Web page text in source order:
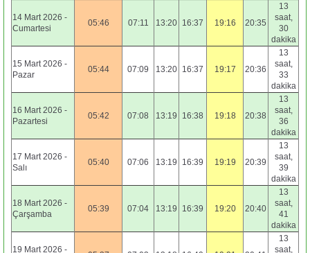
14 Mart 2026 -
Cumartesi
05:46 07:11 13:20 16:37 19:16 20:35
13
saat,
30
dakika
15 Mart 2026 -
Pazar
05:44 07:09 13:20 16:37 19:17 20:36
13
saat,
33
dakika
16 Mart 2026 -
Pazartesi
05:42 07:08 13:19 16:38 19:18 20:38
13
saat,
36
dakika
17 Mart 2026 -
Salı
05:40 07:06 13:19 16:39 19:19 20:39
13
saat,
39
dakika
18 Mart 2026 -
Çarşamba
05:39 07:04 13:19 16:39 19:20 20:40
13
saat,
41
dakika
19 Mart 2026 -
13
saat,